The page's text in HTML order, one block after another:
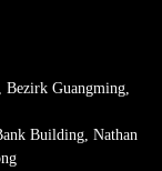
Bezirk Guangming,
Building, Nathan